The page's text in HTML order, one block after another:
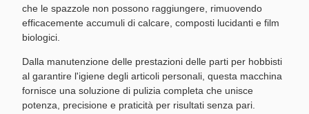
che le spazzole non possono raggiungere, rimuovendo
efficacemente accumuli di calcare, composti lucidanti e film
biologici.
Dalla manutenzione delle prestazioni delle parti per hobbisti
al garantire l'igiene degli articoli personali, questa macchina
fornisce una soluzione di pulizia completa che unisce
potenza, precisione e praticità per risultati senza pari.